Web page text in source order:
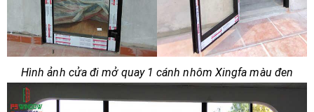
Hình ảnh cửa đi mở quay 1 cánh nhôm Xingfa màu đen